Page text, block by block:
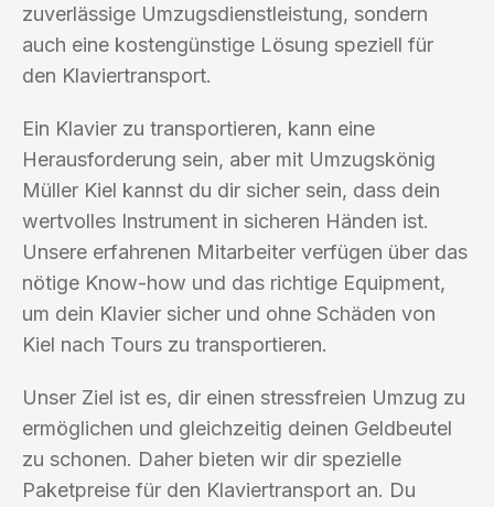
zuverlässige Umzugsdienstleistung, sondern
auch eine kostengünstige Lösung speziell für
den Klaviertransport.
Ein Klavier zu transportieren, kann eine
Herausforderung sein, aber mit Umzugskönig
Müller Kiel kannst du dir sicher sein, dass dein
wertvolles Instrument in sicheren Händen ist.
Unsere erfahrenen Mitarbeiter verfügen über das
nötige Know-how und das richtige Equipment,
um dein Klavier sicher und ohne Schäden von
Kiel nach Tours zu transportieren.
Unser Ziel ist es, dir einen stressfreien Umzug zu
ermöglichen und gleichzeitig deinen Geldbeutel
zu schonen. Daher bieten wir dir spezielle
Paketpreise für den Klaviertransport an. Du